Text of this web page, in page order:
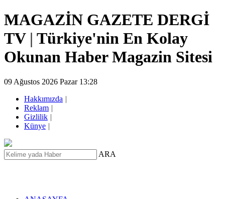
MAGAZİN GAZETE DERGİ
TV | Türkiye'nin En Kolay
Okunan Haber Magazin Sitesi
09 Ağustos 2026 Pazar 13:28
Hakkımızda |
Reklam |
Gizlilik |
Künye |
ARA